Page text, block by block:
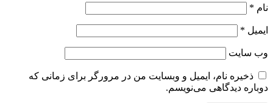
نام *
ایمیل *
وب‌ سایت
ذخیره نام، ایمیل و وبسایت من در مرورگر برای زمانی که
دوباره دیدگاهی می‌نویسم.